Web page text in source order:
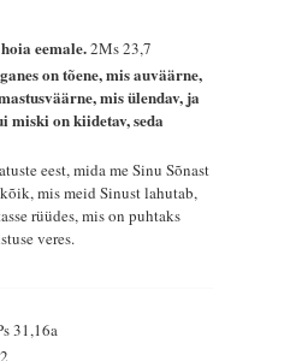
eemale.2Ms 23,7
on tõene, mis auväärne,
mis ülendav, ja
on kiidetav, seda
eest, mida me Sinu Sõnast
mis meid Sinust lahutab,
rüüdes, mis on puhtaks
veres.
31,16a